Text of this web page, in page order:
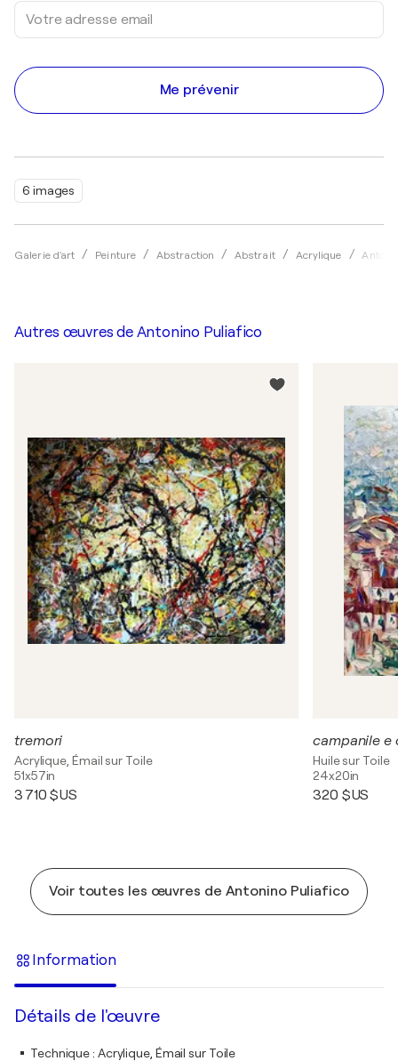
6 images
Galerie d'art Peinture Abstraction Abstrait Acrylique
Me prévenir
Autres œuvres de Antonino Puliafico
tremori
Acrylique, Émail sur Toile
51x57in
3 710 $US
campanile e
Huile sur Toile
24x20in
320 $US
Voir toutes les œuvres de Antonino Puliafico
Information
Détails de l'œuvre
Technique: Acrylique, Émail sur Toile